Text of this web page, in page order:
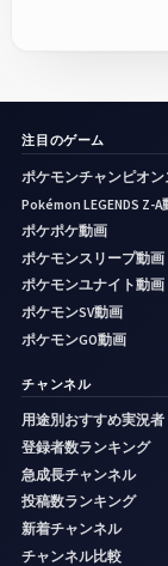
注目のゲーム
ポケモンチャンピオン
Pokémon LEGENDS Z-A
ポケポケ動画
ポケモンスリープ動画
ポケモンユナイト動画
ポケモンSV動画
ポケモンGO動画
チャンネル
用途別おすすめ実況者
登録者数ランキング
急成長チャンネル
投稿数ランキング
新着チャンネル
チャンネル比較